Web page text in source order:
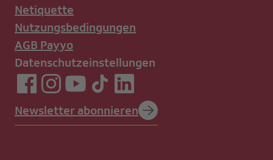
Netiquette
Nutzungsbedingungen
AGB Payyo
Datenschutzeinstellungen
Newsletter abonnieren